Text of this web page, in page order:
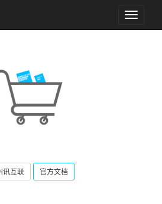
Toggle
讯互联 官方文档